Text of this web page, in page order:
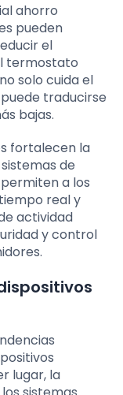
ahorro
pueden
el
termostato
solo cuida el
traducirse
bajas.
fortalecen la
de
a los
real y
actividad
y control
lugar, la